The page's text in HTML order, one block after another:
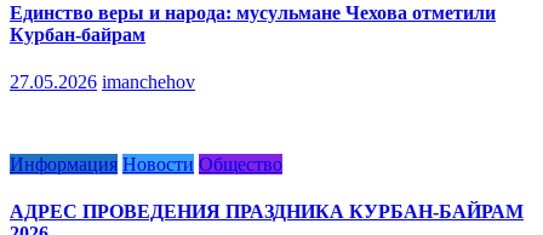
Единство веры и народа: мусульмане Чехова отметили
Курбан-байрам
27.05.2026 imanchehov
Информация Новости Общество
АДРЕС ПРОВЕДЕНИЯ ПРАЗДНИКА КУРБАН-БАЙРАМ